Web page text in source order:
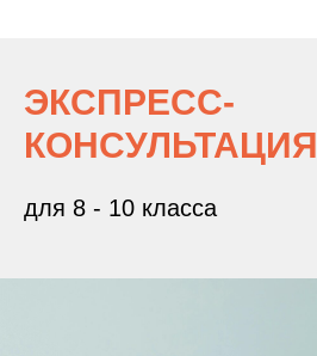
ЭКСПРЕСС-
КОНСУЛЬТАЦИЯ
для 8 - 10 класса